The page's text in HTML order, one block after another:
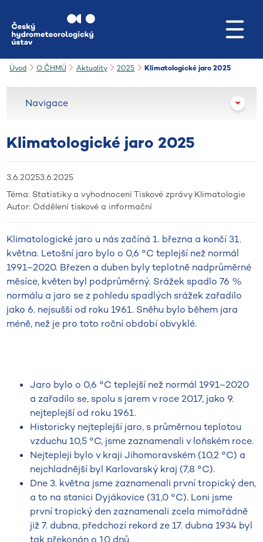
Úvod O ČHMÚ Aktuality 2025 Klimatologické jaro 2025
Klimatologické jaro 2025
3.6.20253.6.2025
Téma: Statistiky a vyhodnoceníTiskové zprávy Klimatologie
Autor: Oddělení tiskové a informační
Klimatologické jaro u nás začíná 1. března a končí 31.
května. Letošní jaro bylo o 0,6 °C teplejší než normál
1991–2020. Březen a duben byly teplotně nadprůměrné
měsíce, květen byl podprůměrný. Srážek spadlo 76 %
normálu a jaro se z pohledu spadlých srážek zařadilo
jako 6. nejsušší od roku 1961. Sněhu bylo během jara
méně, než je pro toto roční období obvyklé.
Jaro bylo o 0,6 °C teplejší než normál 1991–2020
a zařadilo se, spolu s jarem v roce 2017, jako 9.
nejteplejší od roku 1961.
Historicky nejteplejší jaro, s průměrnou teplotou
vzduchu 10,5 °C, jsme zaznamenali v loňském roce.
Nejtepleji bylo v kraji Jihomoravském (10,2 °C) a
nejchladnější byl Karlovarský kraj (7,8 °C).
Dne 3. května jsme zaznamenali první tropický den,
a to na stanici Dyjákovice (31,0 °C). Loni jsme
první tropický den zaznamenali zcela mimořádně
již 7. dubna, předchozí rekord ze 17. dubna 1934 byl
tak překonán o 10 dnů.
Navigace